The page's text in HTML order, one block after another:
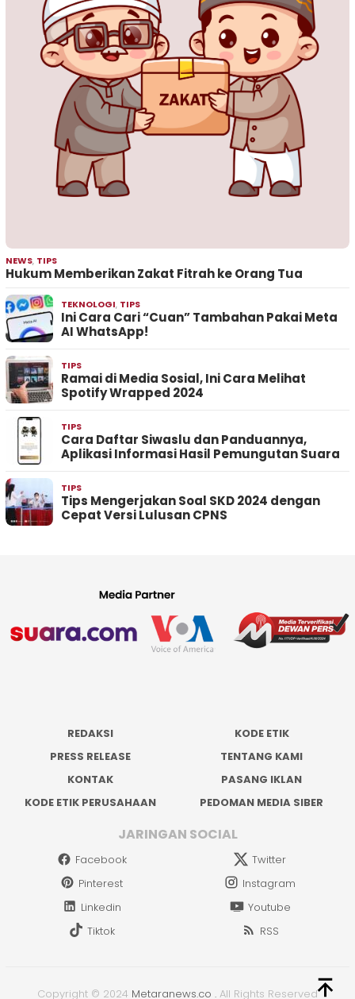
NEWS, TIPS
Hukum Memberikan Zakat Fitrah ke Orang Tua
TEKNOLOGI, TIPS
Ini Cara Cari “Cuan” Tambahan Pakai Meta
AI WhatsApp!
TIPS
Ramai di Media Sosial, Ini Cara Melihat
Spotify Wrapped 2024
TIPS
Cara Daftar Siwaslu dan Panduannya,
Aplikasi Informasi Hasil Pemungutan Suara
TIPS
Tips Mengerjakan Soal SKD 2024 dengan
Cepat Versi Lulusan CPNS
REDAKSI
KODE ETIK
PRESS RELEASE
TENTANG KAMI
KONTAK
PASANG IKLAN
KODE ETIK PERUSAHAAN
PEDOMAN MEDIA SIBER
JARINGAN SOCIAL
Facebook
Twitter
Pinterest
Instagram
Linkedin
Youtube
Tiktok
RSS
Copyright © 2024 Metaranews.co . All Rights Reserved